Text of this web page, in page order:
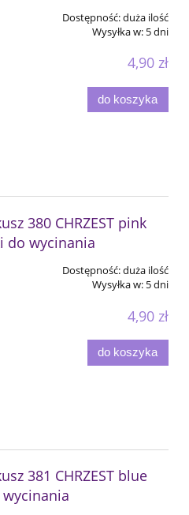
Dostępność:duża ilość
Wysyłka w: 5 dni
4,90 zł
do koszyka
380 CHRZEST pink
do wycinania
Dostępność:duża ilość
Wysyłka w: 5 dni
4,90 zł
do koszyka
381 CHRZEST blue
wycinania